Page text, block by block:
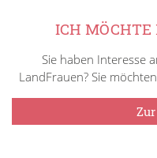
ICH MÖCHTE
Sie haben Interesse
LandFrauen? Sie